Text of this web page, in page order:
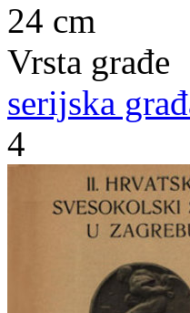
24 cm
Vrsta građe
serijska
4